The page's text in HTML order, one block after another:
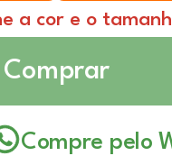
a cor e o
Comprar
Compre pelo